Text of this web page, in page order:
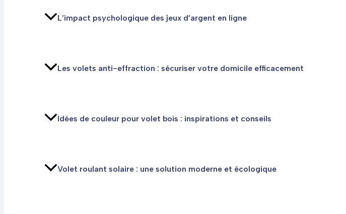
L’impact psychologique des jeux d’argent en ligne
Les volets anti-effraction : sécuriser votre domicile efficacement
Idées de couleur pour volet bois : inspirations et conseils
Volet roulant solaire : une solution moderne et écologique